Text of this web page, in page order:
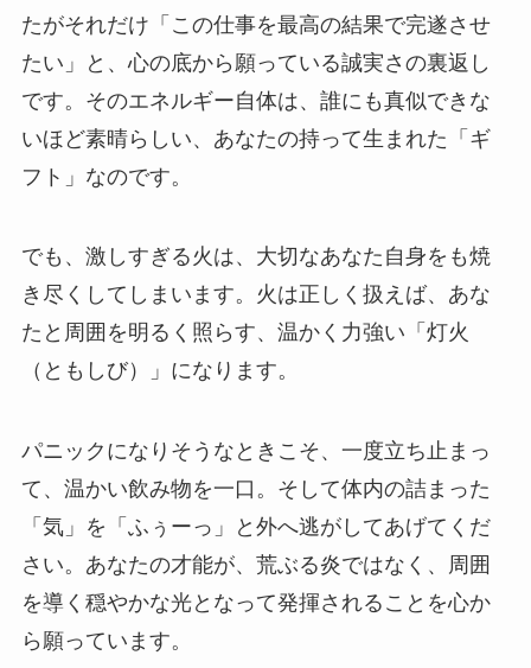
たがそれだけ「この仕事を最高の結果で完遂させ
たい」と、心の底から願っている誠実さの裏返し
です。そのエネルギー自体は、誰にも真似できな
いほど素晴らしい、あなたの持って生まれた「ギ
フト」なのです。
でも、激しすぎる火は、大切なあなた自身をも焼
き尽くしてしまいます。火は正しく扱えば、あな
たと周囲を明るく照らす、温かく力強い「灯火
（ともしび）」になります。
パニックになりそうなときこそ、一度立ち止まっ
て、温かい飲み物を一口。そして体内の詰まった
「気」を「ふぅーっ」と外へ逃がしてあげてくだ
さい。あなたの才能が、荒ぶる炎ではなく、周囲
を導く穏やかな光となって発揮されることを心か
ら願っています。